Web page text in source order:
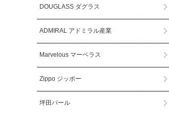
DOUGLASS ダグラス
ADMIRAL アドミラル産業
Marvelous マーベラス
Zippo ジッポー
坪田パール